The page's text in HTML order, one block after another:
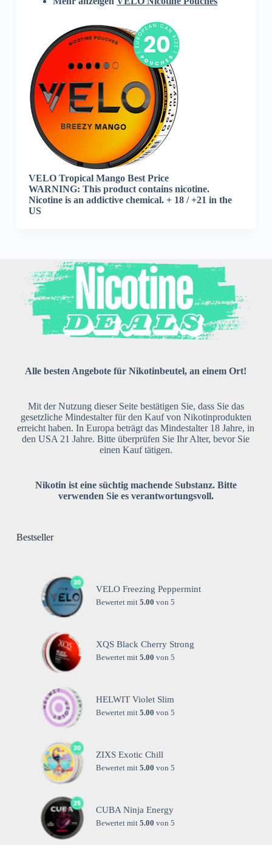
VELO Tropical Mango Best Price
WARNING: This product contains nicotine.
Nicotine is an addictive chemical. + 18 / +21 in the
US
Alle besten Angebote für Nikotinbeutel, an einem Ort!
Mit der Nutzung dieser Seite bestätigen Sie, dass Sie das
gesetzliche Mindestalter für den Kauf von Nikotinprodukten
erreicht haben. In Europa beträgt das Mindestalter 18 Jahre, in
den USA 21 Jahre. Bitte überprüfen Sie Ihr Alter, bevor Sie
einen Kauf tätigen.
Nikotin ist eine süchtig machende Substanz. Bitte
verwenden Sie es verantwortungsvoll.
Bestseller
VELO Freezing Peppermint
Bewertet mit 5.00 von 5
XQS Black Cherry Strong
Bewertet mit 5.00 von 5
HELWIT Violet Slim
Bewertet mit 5.00 von 5
ZIXS Exotic Chill
Bewertet mit 5.00 von 5
CUBA Ninja Energy
Bewertet mit 5.00 von 5